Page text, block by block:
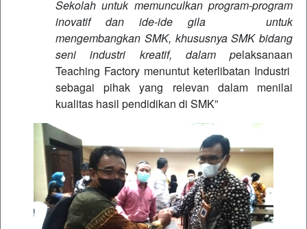
Sekolah untuk memunculkan program-program
inovatif dan ide-ide gila untuk
mengembangkan SMK, khususnya SMK bidang
seni industri kreatif, dalam pelaksanaan
Teaching Factory menuntut keterlibatan Industri
sebagai pihak yang relevan dalam menilai
kualitas hasil pendidikan di SMK”